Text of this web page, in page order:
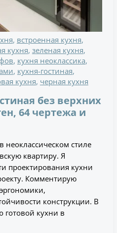
, встроенная кухня,
кухня, зеленая кухня,
, кухня неоклассика,
, кухня-гостиная,
кухня, черная кухня
без верхних
64 чертежа и
неоклассическом стиле
квартиру. Я
проектирования кухни
Комментирую
конструкции. В
готовой кухни в